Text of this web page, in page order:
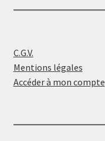
C.G.V.
Mentions légales
Accéder à mon compte